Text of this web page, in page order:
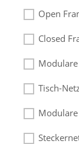
Open
Closed
Tisch-
Modulare